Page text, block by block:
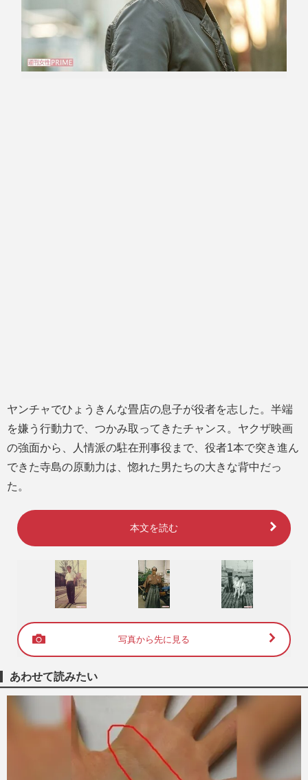
ヤンチャでひょうきんな畳店の息子が役者を志した。半端
を嫌う行動力で、つかみ取ってきたチャンス。ヤクザ映画
の強面から、人情派の駐在刑事役まで、役者1本で突き進ん
できた寺島の原動力は、惚れた男たちの大きな背中だっ
た。
本文を読む
写真から先に見る
あわせて読みたい